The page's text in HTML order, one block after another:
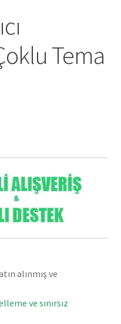
Tema
₺.
alınmış ve
ve sınırsız